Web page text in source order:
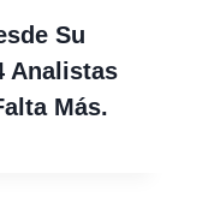
Su
Analistas
Más.